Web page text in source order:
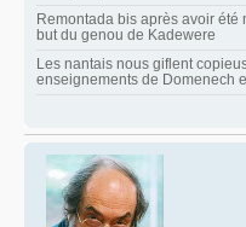
Remontada bis après avoir
but du genou de Kadewere
Les nantais nous giflent
enseignements de Domenech